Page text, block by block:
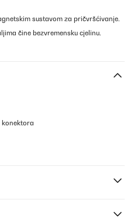
sustavom za pričvršćivanje.
čine bezvremensku cjelinu.
konektora